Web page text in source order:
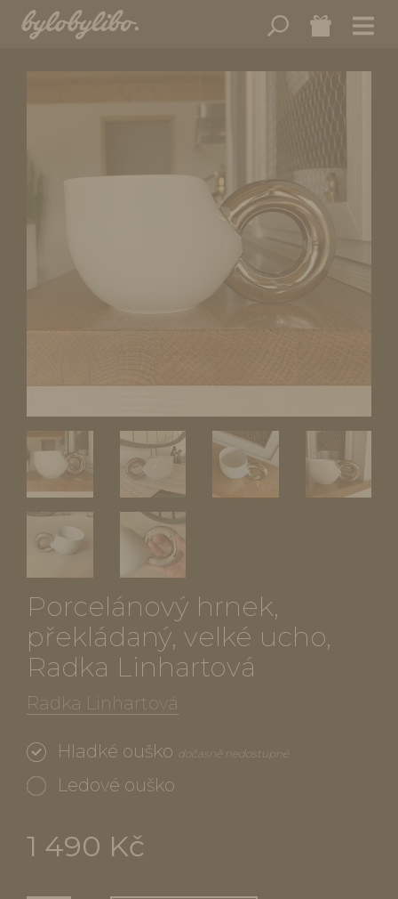
Porcelánový hrnek,
překládaný, velké ucho,
Radka Linhartová
Radka Linhartová
Hladké ouško dočasně nedostupné
Ledové ouško
1 490 Kč